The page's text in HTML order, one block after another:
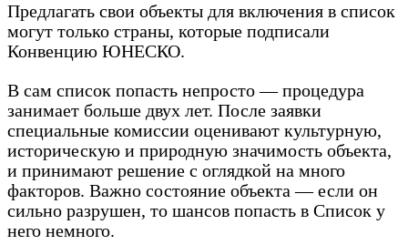
Предлагать свои объекты для включения в список
могут только страны, которые подписали
Конвенцию ЮНЕСКО.
В сам список попасть непросто — процедура
занимает больше двух лет. После заявки
специальные комиссии оценивают культурную,
историческую и природную значимость объекта,
и принимают решение с оглядкой на много
факторов. Важно состояние объекта — если он
сильно разрушен, то шансов попасть в Список у
него немного.